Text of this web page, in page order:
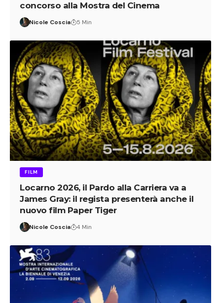
concorso alla Mostra del Cinema
Nicole Coscia 5 Min
FILM
Locarno 2026, il Pardo alla Carriera va a
James Gray: il regista presenterà anche il
nuovo film Paper Tiger
Nicole Coscia 4 Min